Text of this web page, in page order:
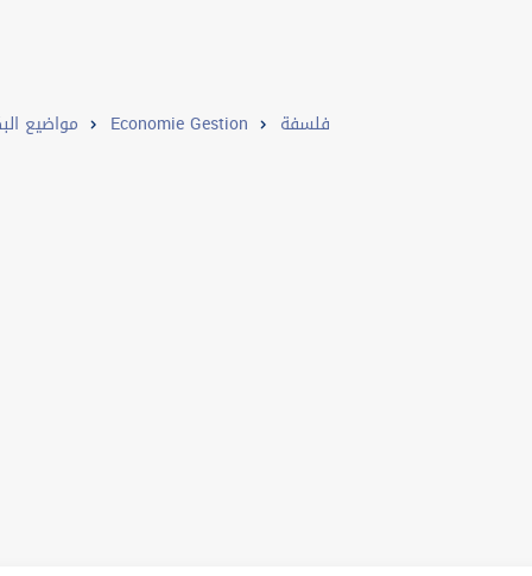
مواضيع Economie Gestion فلسفة